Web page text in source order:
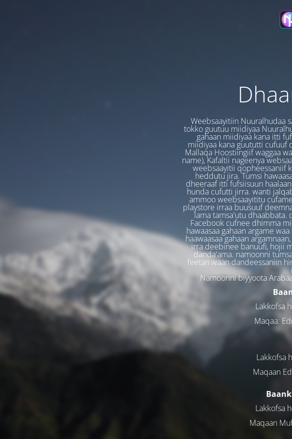
Weebsaayitiin Nuuralhudaa
tokko guutuu miidiyaa
gahaan miidiyaa kana itti
miidiyaa kana guututti cufuuf
Mallaqa Hoostiingiif waggaa
name), Kafaltii nageenya
weebsaayitii qopheessaniif
heddutu jira. Tumsi
dheeraaf itti fufsiisuun
hunda cufutti jirra. wanti
ammoo weebsaayititu
playstore irraa buusuuf
lama tamsa'utu dhaabbata.
Facebook cufnee dhimma
hawaasaa gahaan argame
haawaasaa gahaan
irra deebinee banuufi, hojii
danda'ama. namoonni
feetan waan dandeessaniin
Namoonni biyyoota
Lakkofsa
Maqaa:
Lakkofsa
Maqaan
Lakkofsa
Maqaan